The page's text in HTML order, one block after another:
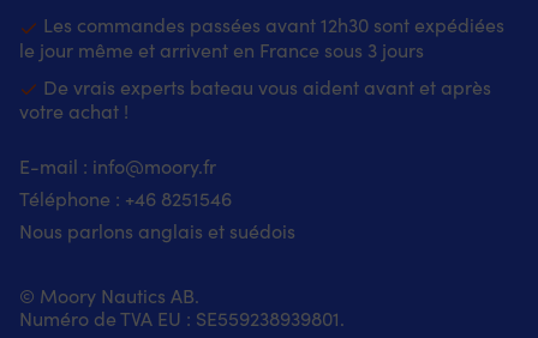
Les commandes passées avant 12h30 sont expédiées
le jour même et arrivent en France sous 3 jours
De vrais experts bateau vous aident avant et après
votre achat !
E-mail : info@moory.fr
Téléphone : +46 8251546
Nous parlons anglais et suédois
© Moory Nautics AB.
Numéro de TVA EU : SE559238939801.